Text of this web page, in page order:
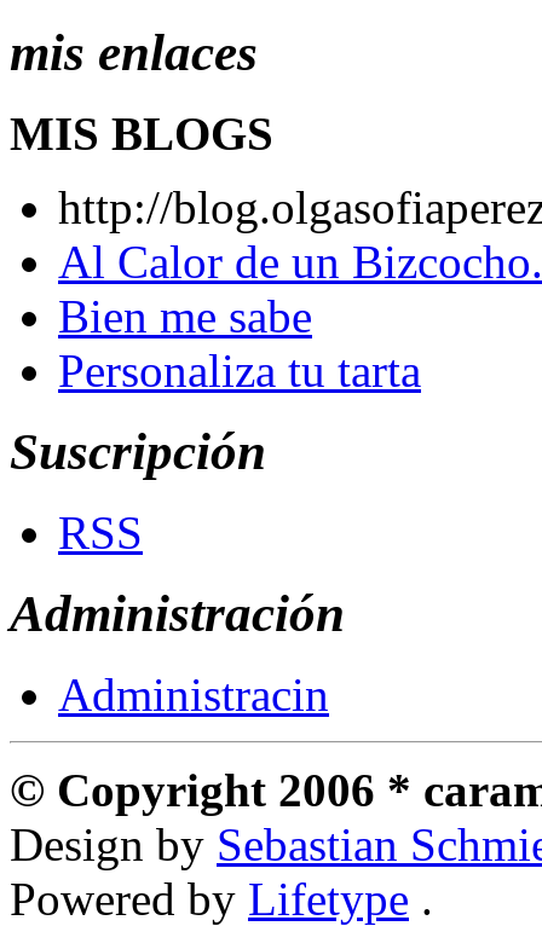
mis enlaces
MIS BLOGS
http://
Al Calor de un Bizcocho.
Bien me sabe
Personaliza tu tarta
Suscripción
RSS
Administración
Administracin
© Copyright 2006 *
Design by Sebastian
Powered by Lifetype .